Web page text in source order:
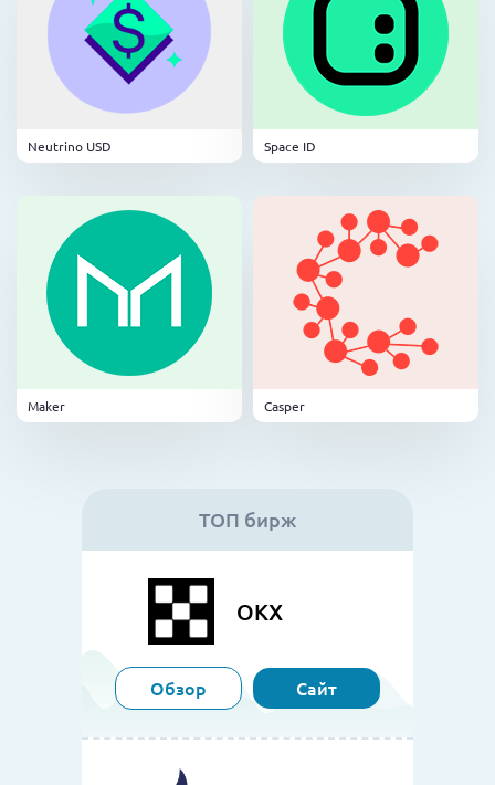
Neutrino USD Space ID
Maker Casper
ТОП бирж
OKX
Обзор Сайт